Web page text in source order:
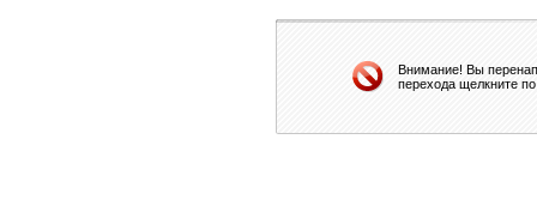
Внимание! Вы
перехода щелкните